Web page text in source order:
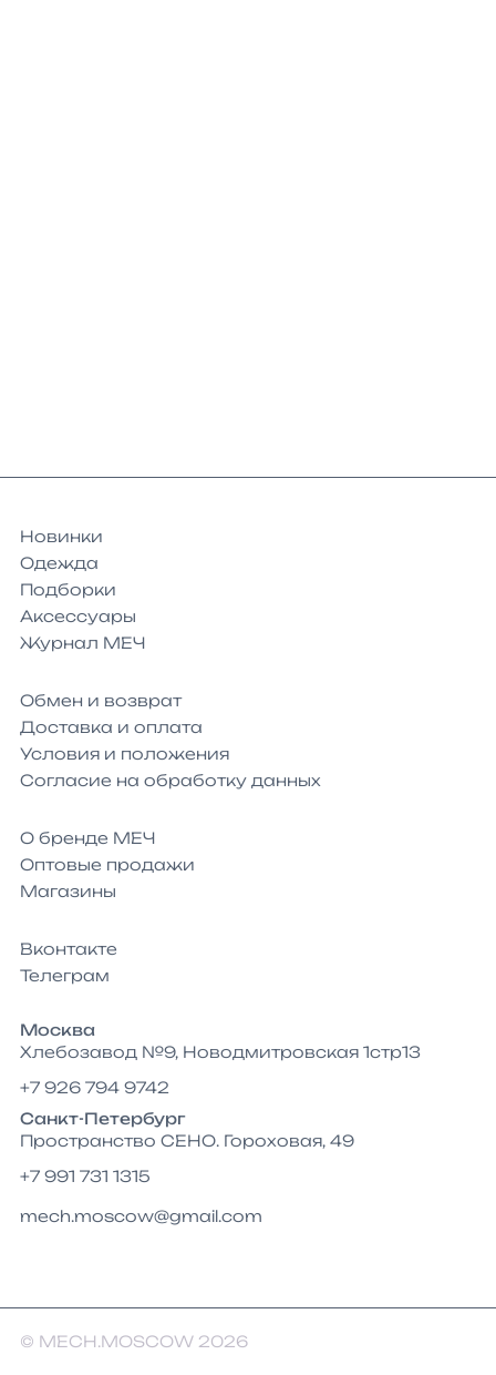
Новинки
Одежда
Подборки
Аксессуары
Журнал МЕЧ
Обмен и возврат
Доставка и оплата
Условия и положения
Согласие на обработку данных
О бренде МЕЧ
Оптовые продажи
Магазины
Вконтакте
Телеграм
Москва
Хлебозавод №9, Новодмитровская 1стр13
+7 926 794 9742
Санкт-Петербург
Пространство СЕНО. Гороховая, 49
+7 991 731 1315
mech.moscow@gmail.com
© MECH.MOSCOW 2026